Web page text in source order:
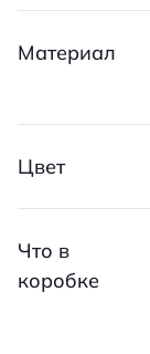
Материал
Цвет
Что в
коробке